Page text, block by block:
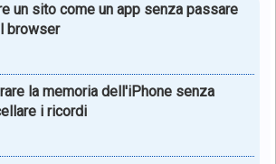
un sito come un app senza passare
browser
la memoria dell'iPhone senza
i ricordi